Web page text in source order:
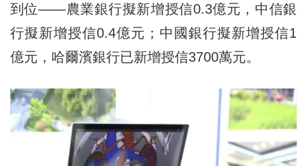
到位——農業銀行擬新增授信0.3億元，中信銀
行擬新增授信0.4億元；中國銀行擬新增授信1
億元，哈爾濱銀行已新增授信3700萬元。